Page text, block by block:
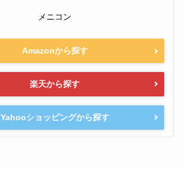
メニコン
Amazonから探す
楽天から探す
Yahooショッピングから探す